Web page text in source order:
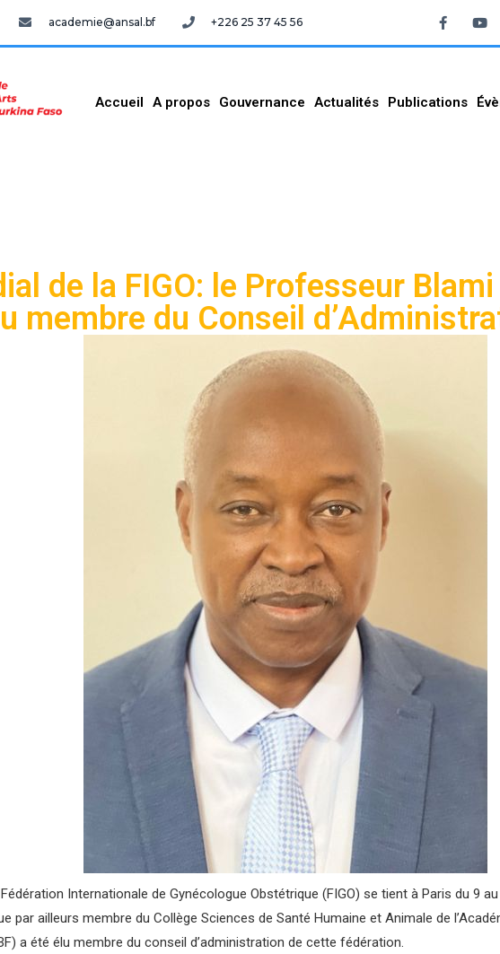
academie@ansal.bf +226 25 37 45 56
Accueil A propos Gouvernance Actualités Publications
de la FIGO: le Professeur
membre du Conseil
Internationale de Gynécologue Obstétrique (FIGO) se tient à Paris du 9
par ailleurs membre du Collège Sciences de Santé Humaine et Animale de
a été élu membre du conseil d’administration de cette fédération.